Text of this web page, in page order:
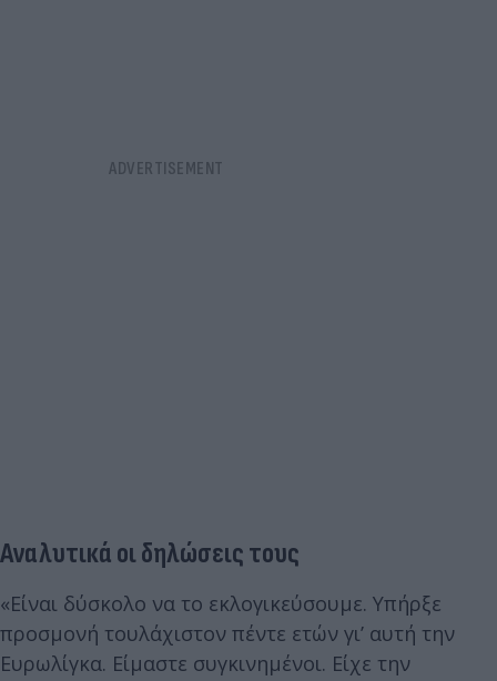
Αναλυτικά οι δηλώσεις τους
«Είναι δύσκολο να το εκλογικεύσουμε. Υπήρξε
προσμονή τουλάχιστον πέντε ετών γι’ αυτή την
Ευρωλίγκα. Είμαστε συγκινημένοι. Είχε την